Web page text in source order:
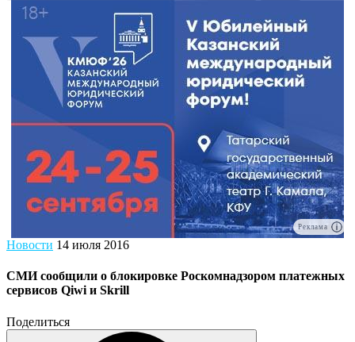
Реклама
Новости 14 июля 2016
СМИ сообщили о блокировке Роскомнадзором платежных
сервисов Qiwi и Skrill
Поделиться